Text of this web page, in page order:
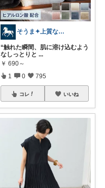
そうま✦上質な日常を
“触れた瞬間、肌に溶け込むよう
なしっとりと ...
￥ 690～
1 0 795
コレ いいね